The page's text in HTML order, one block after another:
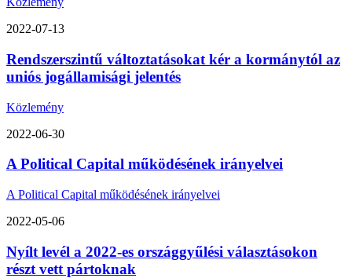
2022-07-13
Rendszerszintű változtatásokat kér a kormánytól az
uniós jogállamisági jelentés
Közlemény
2022-06-30
A Political Capital működésének irányelvei
A Political Capital működésének irányelvei
2022-05-06
Nyílt levél a 2022-es országgyűlési választásokon
részt vett pártoknak